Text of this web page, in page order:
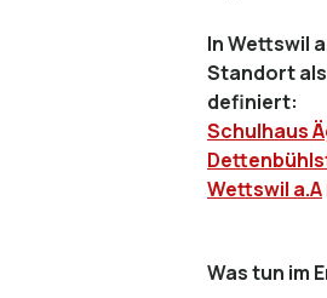
In Wettswil
Standort
definiert:
Schulhaus
Wettswil a.A
Was tun im